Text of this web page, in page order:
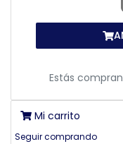
Estás
Mi carrito
Seguir comprando